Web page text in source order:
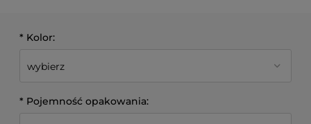
* Kolor:
* Pojemność opakowania: